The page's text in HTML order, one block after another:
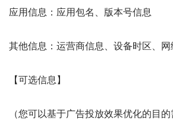
应用信息：应用包名、版本号信息
其他信息：运营商信息、设备时区、网
【可选信息】
（您可以基于广告投放效果优化的目